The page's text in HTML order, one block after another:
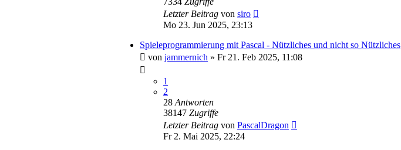
Letzter Beitrag von siro
Mo 23. Jun 2025, 23:13
Spieleprogrammierung mit Pascal - Nützliches und nicht so Nützliches
von jammernich » Fr 21. Feb 2025, 11:08
1
2
28 Antworten
38147 Zugriffe
Letzter Beitrag von PascalDragon
Fr 2. Mai 2025, 22:24